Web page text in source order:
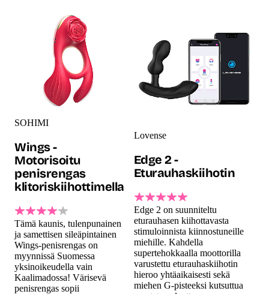
SOHIMI
Wings -
Motorisoitu
penisrengas
klitoriskiihottimella
Tämä kaunis, tulenpunainen
ja samettisen sileäpintainen
Wings-penisrengas on
myynnissä Suomessa
yksinoikeudella vain
Kaalimadossa! Värisevä
penisrengas sopii
Lovense
Edge 2 -
Eturauhaskiihotin
Edge 2 on suunniteltu
eturauhasen kiihottavasta
stimuloinnista kiinnostuneille
miehille. Kahdella
supertehokkaalla moottorilla
varustettu eturauhaskiihotin
hieroo yhtäaikaisesti sekä
miehen G-pisteeksi kutsuttua